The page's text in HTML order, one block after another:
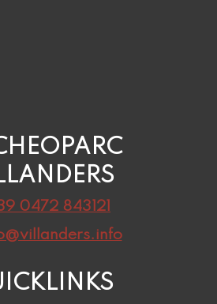
0472 843121